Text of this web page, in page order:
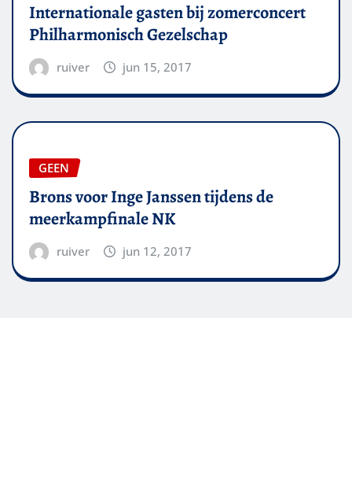
Internationale gasten bij zomerconcert
Philharmonisch Gezelschap
ruiver jun 15, 2017
GEEN
Brons voor Inge Janssen tijdens de
meerkampfinale NK
ruiver jun 12, 2017